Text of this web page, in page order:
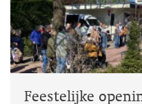
Feestelijke